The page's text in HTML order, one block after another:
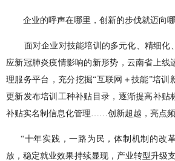
企业的呼声在哪里，创新的步伐就迈向哪
面对企业对技能培训的多元化、精细化
应新冠肺炎疫情影响的新形势，云南省上线
理服务平台，充分挖掘“互联网＋技能”培训
更新发布培训工种补贴目录，逐渐提高补贴
补贴实名制信息化管理……创新超越，亮点频
“十年实践，一路为民，体制机制的改
放，稳定就业效果持续显现，产业转型升级